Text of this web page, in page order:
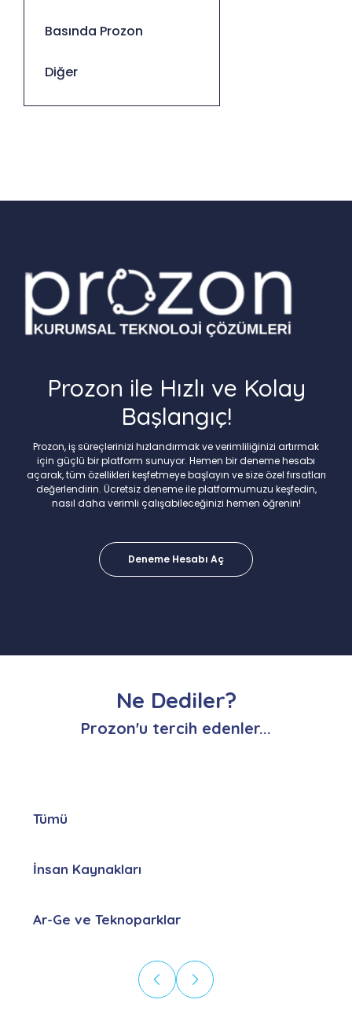
Basında Prozon
Diğer
Prozon ile Hızlı ve Kolay
Başlangıç!
Prozon, iş süreçlerinizi hızlandırmak ve verimliliğinizi artırmak
için güçlü bir platform sunuyor. Hemen bir deneme hesabı
açarak, tüm özellikleri keşfetmeye başlayın ve size özel fırsatları
değerlendirin. Ücretsiz deneme ile platformumuzu keşfedin,
nasıl daha verimli çalışabileceğinizi hemen öğrenin!
Deneme Hesabı Aç
Ne Dediler?
Prozon'u tercih edenler...
Tümü
İnsan Kaynakları
Ar-Ge ve Teknoparklar